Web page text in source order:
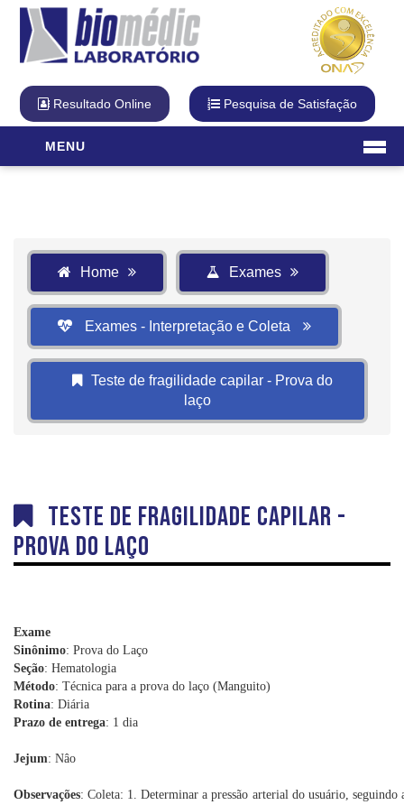
Resultado Online Pesquisa de Satisfação
MENU
Qualidade
Cartão Fidelidade
Visita Virtual
Unidades
Exames
Sexagem Fetal
Teste do Pezinho
Convênios
Trabalhe Conosco
Home Exames
Exames - Interpretação e Coleta
Teste de fragilidade capilar - Prova do
laço
Teste de fragilidade capilar -
Prova do laço
Exame
Sinônimo: Prova do Laço
Seção: Hematologia
Método: Técnica para a prova do laço (Manguito)
Rotina: Diária
Prazo de entrega: 1 dia
Jejum: Nâo
Observações: Coleta: 1. Determinar a pressão arterial do usuário, seguindo